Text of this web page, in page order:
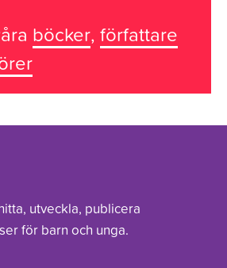
böcker, författare
utveckla, publicera
för barn och unga.